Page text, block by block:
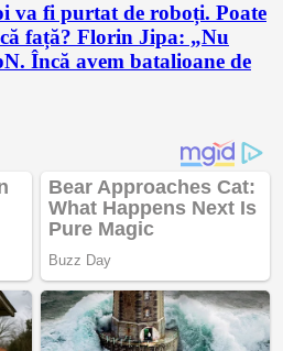
va fi purtat de roboți. Poate
față? Florin Jipa: „Nu
Încă avem batalioane de